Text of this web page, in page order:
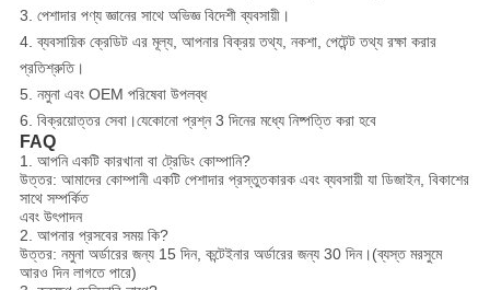
3. পেশাদার পণ্য জ্ঞানের সাথে অভিজ্ঞ বিদেশী ব্যবসায়ী।
4. ব্যবসায়িক ক্রেডিট এর মূল্য, আপনার বিক্রয় তথ্য, নকশা, পেটেন্ট তথ্য রক্ষা করার
প্রতিশ্রুতি।
5. নমুনা এবং OEM পরিষেবা উপলব্ধ
6. বিক্রয়োত্তর সেবা।যেকোনো প্রশ্ন 3 দিনের মধ্যে নিষ্পত্তি করা হবে
FAQ
1. আপনি একটি কারখানা বা ট্রেডিং কোম্পানি?
উত্তর: আমাদের কোম্পানী একটি পেশাদার প্রস্তুতকারক এবং ব্যবসায়ী যা ডিজাইন, বিকাশের
সাথে সম্পর্কিত
এবং উৎপাদন
2. আপনার প্রসবের সময় কি?
উত্তর: নমুনা অর্ডারের জন্য 15 দিন, কন্টেইনার অর্ডারের জন্য 30 দিন।(ব্যস্ত মরসুমে
আরও দিন লাগতে পারে)